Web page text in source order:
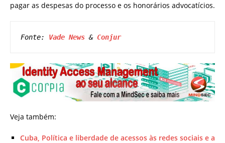
pagar as despesas do processo e os honorários advocatícios.
Fonte: Vade News & Conjur
Veja também:
Cuba, Política e liberdade de acessos às redes sociais e a